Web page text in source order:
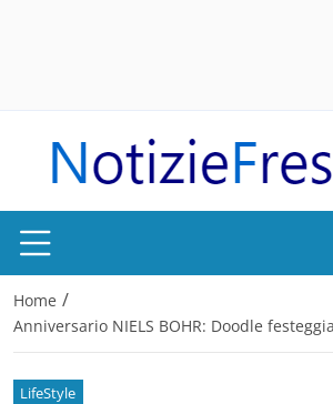
Home /
Anniversario NIELS BOHR: Doodle
LifeStyle